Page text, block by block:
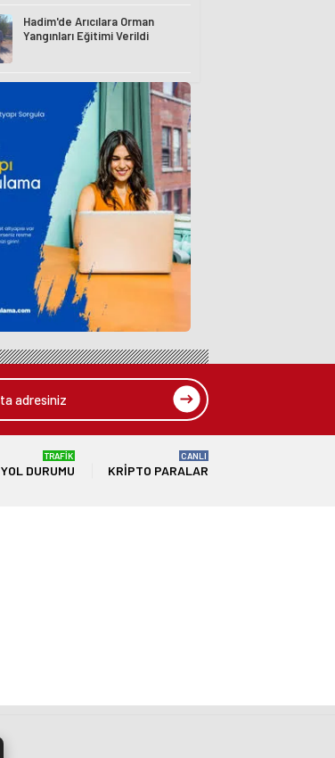
Hadim'de Arıcılara Orman
Yangınları Eğitimi Verildi
YOL DURUMU
TRAFİK
KRIPTO PARALAR
CANLI